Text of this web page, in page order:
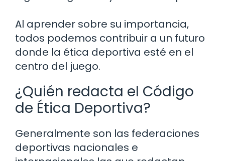
Al aprender sobre su importancia,
todos podemos contribuir a un futuro
donde la ética deportiva esté en el
centro del juego.
¿Quién redacta el Código
de Ética Deportiva?
Generalmente son las federaciones
deportivas nacionales e